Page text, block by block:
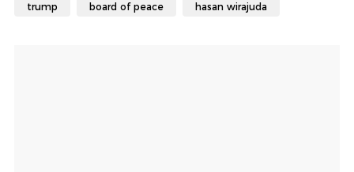
trump board of peace hasan wirajuda